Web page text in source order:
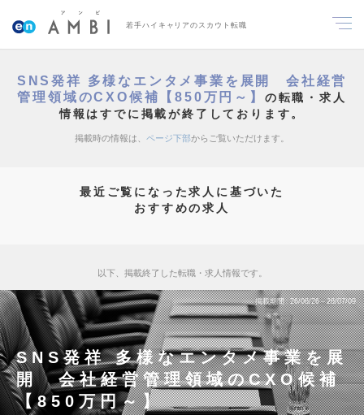
若手ハイキャリアのスカウト転職
SNS発祥 多様なエンタメ事業を展開 会社経営
管理領域のCXO候補【850万円～】 の転職・求人
情報はすでに掲載が終了しております。
掲載時の情報は、 ページ下部からご覧いただけます。
最近ご覧になった求人に基づいた
おすすめの求人
以下、掲載終了した転職・求人情報です。
掲載期間 26/06/26～26/07/09
SNS発祥 多様なエンタメ事業を展
開 会社経営管理領域のCXO候補
【850万円～】